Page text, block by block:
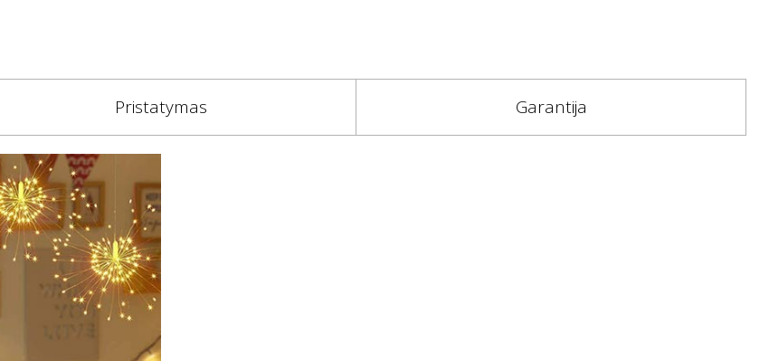
Pristatymas Garantija